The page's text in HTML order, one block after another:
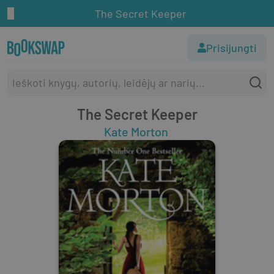
The Secret Keeper
Prisijungti
The Secret Keeper
Kate Morton